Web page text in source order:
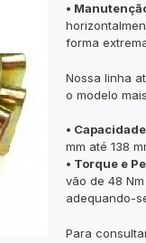
•
forma
Nossa linha
o modelo
•
mm até 138
• Torque e
vão de 48
adequando-
Para